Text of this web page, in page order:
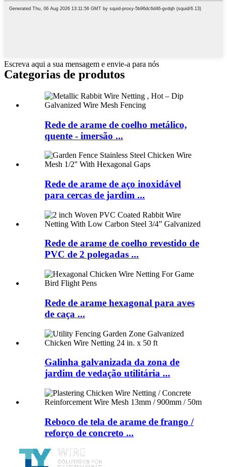
Escreva aqui a sua mensagem e envie-a para nós
Categorias de produtos
Rede de arame de coelho metálico,
quente - imersão ...
Rede de arame de aço inoxidável
para cercas de jardim ...
Rede de arame de coelho revestido de
PVC de 2 polegadas ...
Rede de arame hexagonal para aves
de caça ...
Galinha galvanizada da zona de
jardim de vedação utilitária ...
Reboco de tela de arame de frango /
reforço de concreto ...